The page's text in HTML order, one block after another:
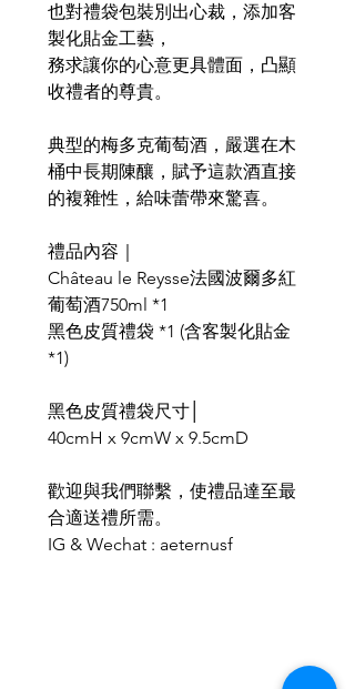
也對禮袋包裝別出心裁，添加客
製化貼金工藝，
務求讓你的心意更具體面，凸顯
收禮者的尊貴。
典型的梅多克葡萄酒，嚴選在木
桶中長期陳釀，賦予這款酒直接
的複雜性，給味蕾帶來驚喜。
禮品內容｜
Château le Reysse法國波爾多紅
葡萄酒750ml *1
黑色皮質禮袋 *1 (含客製化貼金
*1)
黑色皮質禮袋尺寸│
40cmH x 9cmW x 9.5cmD
歡迎與我們聯繫，使禮品達至最
合適送禮所需。
IG & Wechat : aeternusf